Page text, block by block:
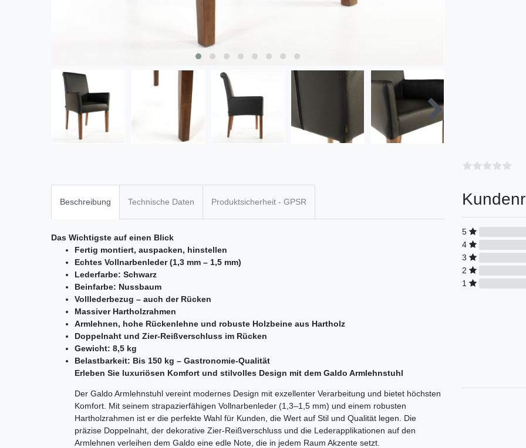
Beschreibung Technische Daten Produktsicherheit - GPSR
Das Wichtigste auf einen Blick
Fertig montiert, auspacken, hinstellen
Echtes Vollnarbenleder (1,3 mm – 1,5 mm)
Lederfarbe: Schwarz
Beinfarbe: Nussbaum
Volllederbezug – auch der Rücken
Massiver Hartholzrahmen
Armlehnen, hohe Rückenlehne und robuste Holzbeine aus Hartholz
Doppelnaht und Zier-Reißverschluss im Rücken
Gewicht: 8,5 kg
Belastbarkeit: Bis 150 kg – Gastronomie-Qualität
Erleben Sie luxuriösen Komfort und stilvolles Design mit dem Galdo Armlehnstuhl
Der Galdo Armlehnstuhl vereint modernes Design mit exzellenter Verarbeitung und bietet höchsten
Komfort. Mit seinem strapazierfähigen Vollnarbenleder (1,3–1,5 mm) und einem robusten
Hartholzrahmen ist er die perfekte Wahl für Kunden, die Wert auf Stil und Qualität legen. Die
präzise Doppelnaht, der dekorative Zier-Reißverschluss und die Lederapplikationen auf den
Armlehnen verleihen dem Galdo eine edle Note, die in jedem Raum Akzente setzt.
5
4
3
2
1